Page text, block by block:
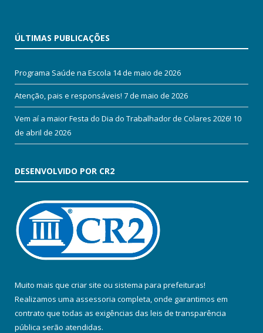
ÚLTIMAS PUBLICAÇÕES
Programa Saúde na Escola 14 de maio de 2026
Atenção, pais e responsáveis! 7 de maio de 2026
Vem aí a maior Festa do Dia do Trabalhador de Colares 2026! 10
de abril de 2026
DESENVOLVIDO POR CR2
Muito mais que criar site ou sistema para prefeituras!
Realizamos uma assessoria completa, onde garantimos em
contrato que todas as exigências das leis de transparência
pública serão atendidas.